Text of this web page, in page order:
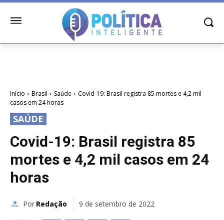
Início Brasil Saúde
Covid-19: Brasil registra 85 mortes e 4,2 mil
casos em 24 horas
SAÚDE
Covid-19: Brasil registra 85
mortes e 4,2 mil casos em 24
horas
Por Redação 9 de setembro de 2022